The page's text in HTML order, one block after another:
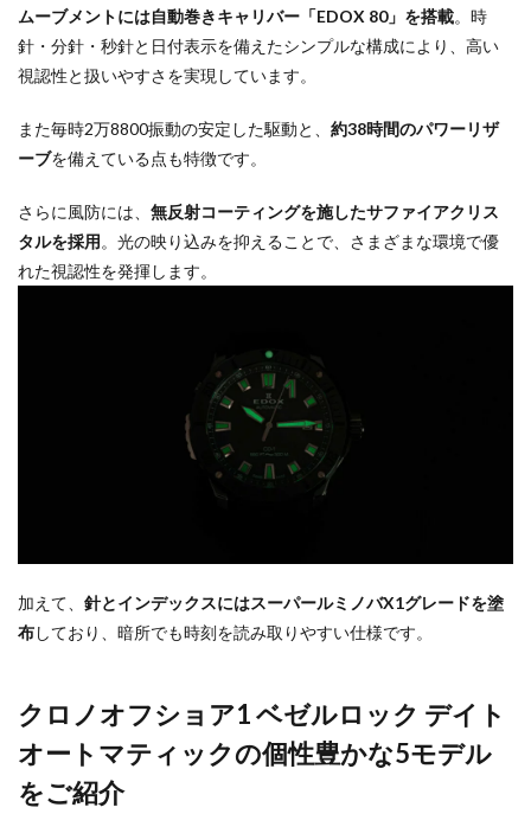
ムーブメントには自動巻きキャリバー「EDOX 80」を搭載。時
針・分針・秒針と日付表示を備えたシンプルな構成により、高い
視認性と扱いやすさを実現しています。
また毎時2万8800振動の安定した駆動と、 約38時間のパワーリザ
ーブを備えている点も特徴です。
さらに風防には、 無反射コーティングを施したサファイアクリス
タルを採用。光の映り込みを抑えることで、さまざまな環境で優
れた視認性を発揮します。
加えて、 針とインデックスにはスーパールミノバX1グレードを塗
布しており、暗所でも時刻を読み取りやすい仕様です。
クロノオフショア1 ベゼルロック デイト
オートマティックの個性豊かな5モデル
をご紹介